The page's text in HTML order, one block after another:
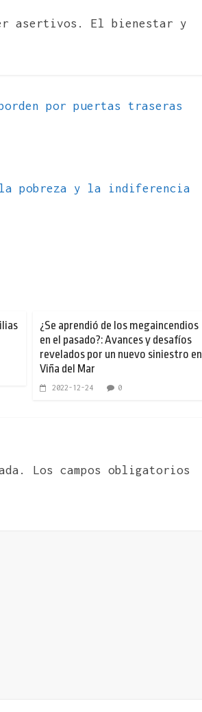
asertivos. El bienestar y
por puertas traseras
pobreza y la indiferencia
¿Se aprendió de los megaincendios
en el pasado?: Avances y desafíos
revelados por un nuevo siniestro en
Viña del Mar
2022-12-24 0
Los campos obligatorios